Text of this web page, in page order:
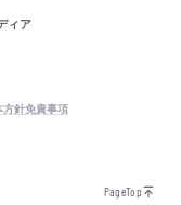
ィア
方針免責事項
PageTop